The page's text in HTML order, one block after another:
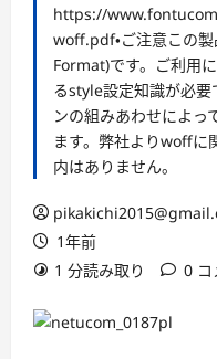
https://
woff.pdf・ご注意この
Format)です。ご利用
るstyle設定知識が必要
ンの組みあわせによっ
ます。弊社よりwoffに
内はありません。
1年前
1 分読み取り
0 コ